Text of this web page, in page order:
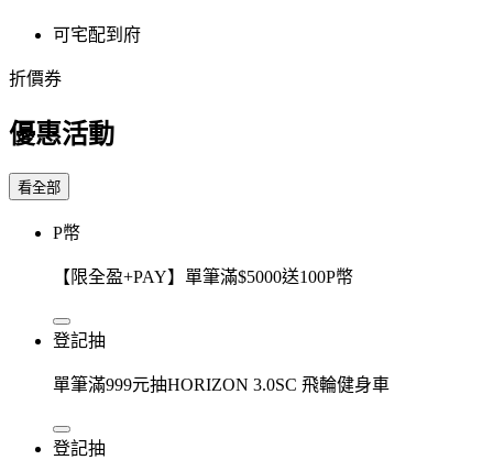
可宅配到府
折價券
優惠活動
看全部
P幣
【限全盈+PAY】單筆滿$5000送100P幣
登記抽
單筆滿999元抽HORIZON 3.0SC 飛輪健身車
登記抽